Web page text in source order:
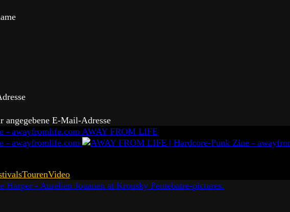
angegebene E-Mail-Adresse
AWAY FROM LIFE
TourenVideo